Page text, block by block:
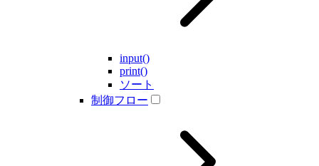
input()
print()
ソート
制御フロー